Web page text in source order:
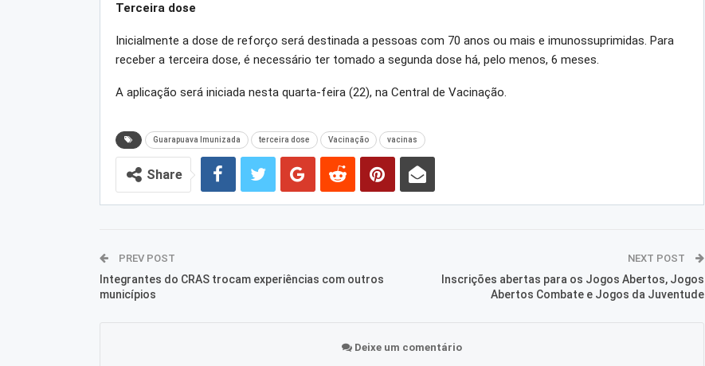
Terceira dose
Inicialmente a dose de reforço será destinada a pessoas com 70 anos ou mais e imunossuprimidas. Para
receber a terceira dose, é necessário ter tomado a segunda dose há, pelo menos, 6 meses.
A aplicação será iniciada nesta quarta-feira (22), na Central de Vacinação.
Guarapuava Imunizada terceira dose Vacinação vacinas
Share
PREV POST
Integrantes do CRAS trocam experiências com outros
municípios
NEXT POST
Inscrições abertas para os Jogos Abertos, Jogos
Abertos Combate e Jogos da Juventude
Deixe um comentário